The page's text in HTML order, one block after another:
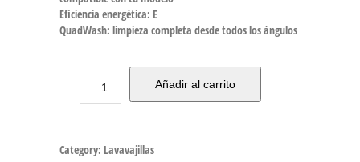
Eficiencia energética: E
QuadWash: limpieza completa desde todos los ángulos
Añadir al carrito
Category: Lavavajillas